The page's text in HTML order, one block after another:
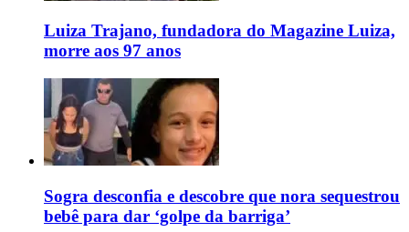
Luiza Trajano, fundadora do Magazine Luiza,
morre aos 97 anos
Sogra desconfia e descobre que nora sequestrou
bebê para dar ‘golpe da barriga’